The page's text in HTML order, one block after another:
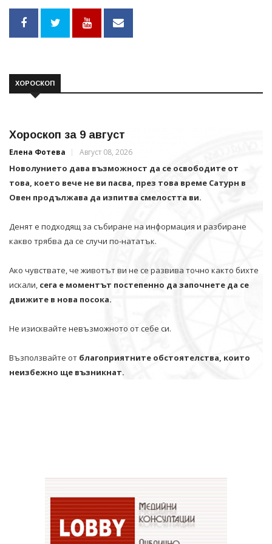
ХОРОСКОП
Хороскоп за 9 август
Елена Фотева Август 08, 2026
Новолунието дава възможност да се освободите от
това, което вече не ви пасва, през това време Сатурн в
Овен продължава да изпитва смелостта ви.
Денят е подходящ за събиране на информация и разбиране
какво трябва да се случи по-нататък.
Ако чувствате, че животът ви не се развива точно както бихте
искали, сега е моментът постепенно да започнете да се
движите в нова посока.
Не изисквайте невъзможното от себе си.
Възползвайте от благоприятните обстоятелства, които
неизбежно ще възникнат.